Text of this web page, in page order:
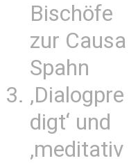
Bischöfe
zur Causa
Spahn
‚Dialogpre
digt‘ und
‚meditativ